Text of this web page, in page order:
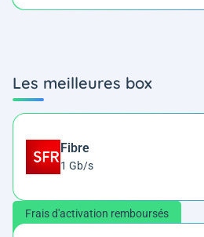
Les meilleures box
Fibre
1 Gb/s
Frais d'activation remboursés